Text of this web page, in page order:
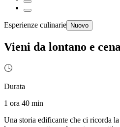
Esperienze culinarie Nuovo
Vieni da lontano e
Durata
1 ora 40 min
Una storia edificante che ci ricorda